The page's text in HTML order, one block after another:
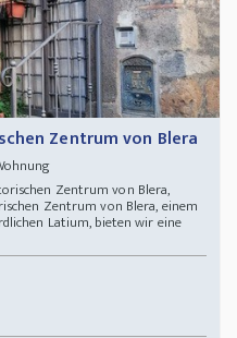
Zentrum von Blera
Zentrum von Blera,
Zentrum von Blera, einem
Latium, bieten wir eine